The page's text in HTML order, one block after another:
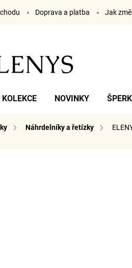
Doprava a platba Jak
NOVINKY
Náhrdelníky a řetízky